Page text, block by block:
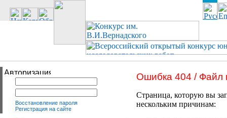
Восстановление пароля
Регистрация на сайте
Ошибка 404 / Файл
Страница, которую вы
нескольким причинам: